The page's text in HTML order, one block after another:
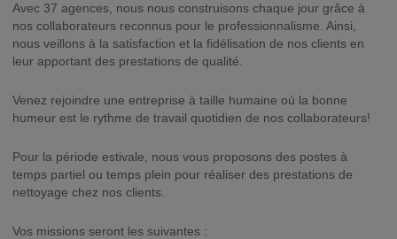
Avec 37 agences, nous nous construisons chaque jour grâce à
nos collaborateurs reconnus pour le professionnalisme. Ainsi,
nous veillons à la satisfaction et la fidélisation de nos clients en
leur apportant des prestations de qualité.
Venez rejoindre une entreprise à taille humaine où la bonne
humeur est le rythme de travail quotidien de nos collaborateurs!
Pour la période estivale, nous vous proposons des postes à
temps partiel ou temps plein pour réaliser des prestations de
nettoyage chez nos clients.
Vos missions seront les suivantes :